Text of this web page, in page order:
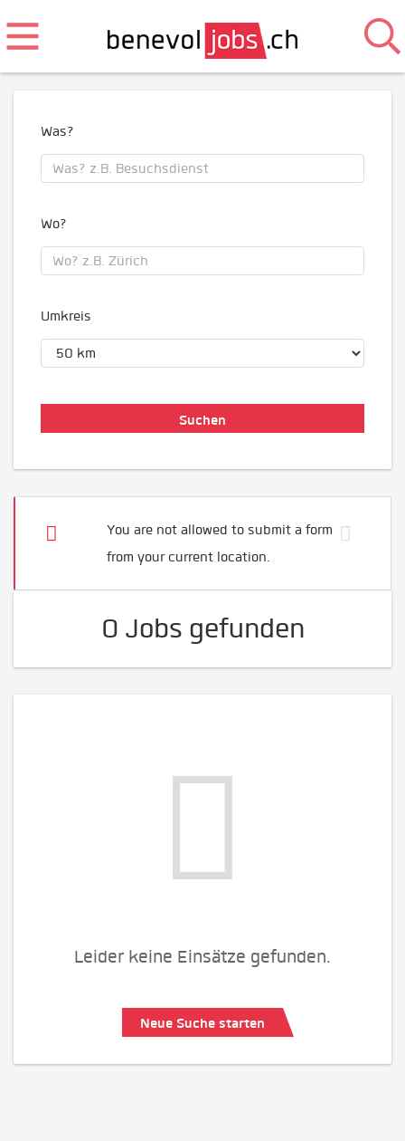
Was?
Wo?
Umkreis
You are not allowed to submit a form
from your current location.
0 Jobs gefunden
Leider keine Einsätze gefunden.
Neue Suche starten